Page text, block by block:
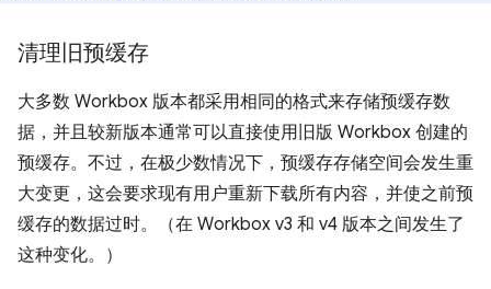
清理旧预缓存
大多数 Workbox 版本都采用相同的格式来存储预缓存数
据，并且较新版本通常可以直接使用旧版 Workbox 创建的
预缓存。不过，在极少数情况下，预缓存存储空间会发生重
大变更，这会要求现有用户重新下载所有内容，并使之前预
缓存的数据过时。（在 Workbox v3 和 v4 版本之间发生了
这种变化。）